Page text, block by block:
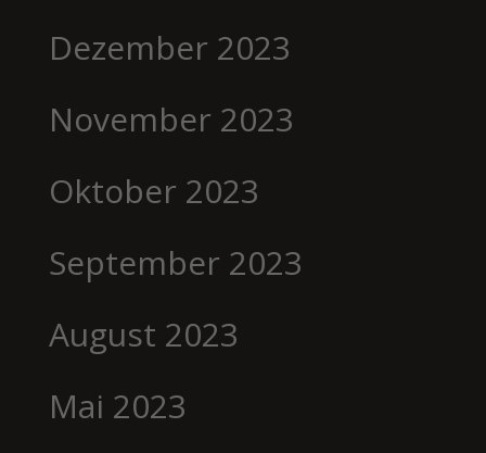
Dezember 2023
November 2023
Oktober 2023
September 2023
August 2023
Mai 2023